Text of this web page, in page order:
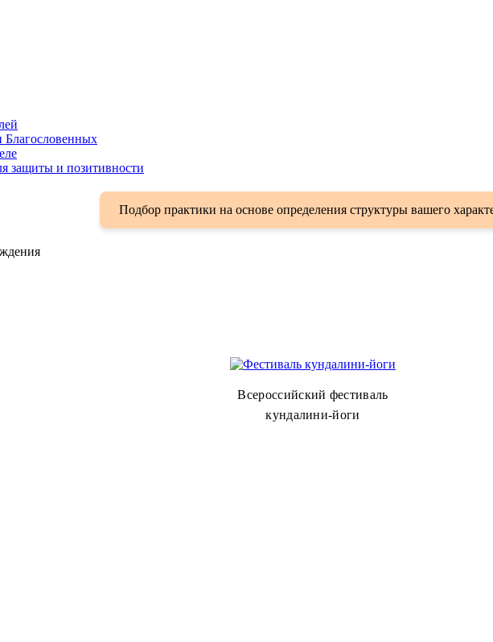
защиты и позитивности
Подбор практики на основе определения структуры вашего
Всероссийский фестиваль
кундалини-йоги